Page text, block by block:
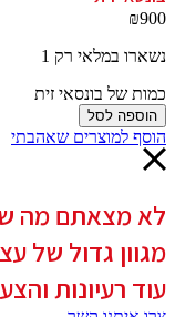
₪900
נשארו במלאי רק 1
כמות של בונסאי זית
הוספה לסל
הוסף למוצרים שאהבתי
לא מצאתם מה
מגוון גדול של
עוד רעיונות